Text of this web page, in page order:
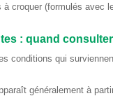
à croquer (formulés avec
: quand
conditions qui
généralement à